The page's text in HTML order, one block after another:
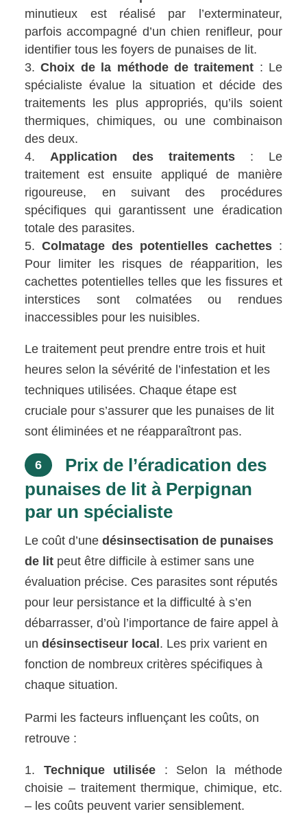
minutieux est réalisé par l’exterminateur,
parfois accompagné d’un chien renifleur, pour
identifier tous les foyers de punaises de lit.
Choix de la méthode de traitement : Le
spécialiste évalue la situation et décide des
traitements les plus appropriés, qu’ils soient
thermiques, chimiques, ou une combinaison
des deux.
Application des traitements : Le
traitement est ensuite appliqué de manière
rigoureuse, en suivant des procédures
spécifiques qui garantissent une éradication
totale des parasites.
Colmatage des potentielles cachettes:
Pour limiter les risques de réapparition, les
cachettes potentielles telles que les fissures et
interstices sont colmatées ou rendues
inaccessibles pour les nuisibles.
Le traitement peut prendre entre trois et huit
heures selon la sévérité de l’infestation et les
techniques utilisées. Chaque étape est
cruciale pour s’assurer que les punaises de lit
sont éliminées et ne réapparaîtront pas.
6
Prix de l’éradication des
punaises de lit à Perpignan
par un spécialiste
Le coût d’unedésinsectisation de punaises
de lit peut être difficile à estimer sans une
évaluation précise. Ces parasites sont réputés
pour leur persistance et la difficulté à s’en
débarrasser, d’où l’importance de faire appel à
undésinsectiseur local . Les prix varient en
fonction de nombreux critères spécifiques à
chaque situation.
Parmi les facteurs influençant les coûts, on
retrouve :
Technique utilisée : Selon la méthode
choisie – traitement thermique, chimique, etc.
– les coûts peuvent varier sensiblement.